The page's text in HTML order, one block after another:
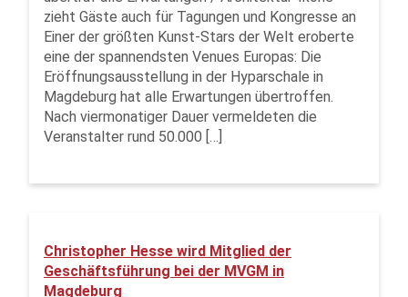
zieht Gäste auch für Tagungen und Kongresse an
Einer der größten Kunst-Stars der Welt eroberte
eine der spannendsten Venues Europas: Die
Eröffnungsausstellung in der Hyparschale in
Magdeburg hat alle Erwartungen übertroffen.
Nach viermonatiger Dauer vermeldeten die
Veranstalter rund 50.000 […]
Christopher Hesse wird Mitglied der
Geschäftsführung bei der MVGM in
Magdeburg